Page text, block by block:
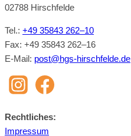
02788 Hirsch­felde
Tel.: +49 35843 262–10
Fax: +49 35843 262–16
E‑Mail: post@​hgs-​hirschfelde.​de
Recht­li­ches:
Im­pres­sum